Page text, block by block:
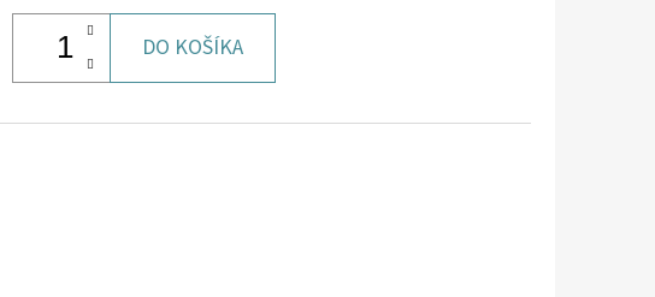
DO KOŠÍKA